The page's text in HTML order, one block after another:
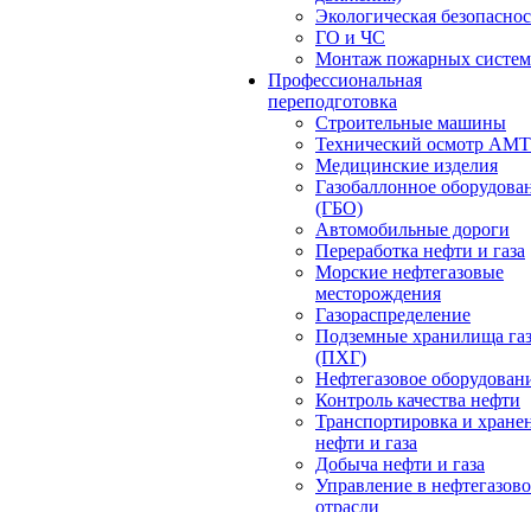
Экологическая
ГО и ЧС
Монтаж пожарных систем
Профессиональная
переподготовка
Строительные машины
Технический осмотр
Медицинские изделия
Газобаллонное
(ГБО)
Автомобильные дороги
Переработка нефти и газа
Морские нефтегазовые
месторождения
Газораспределение
Подземные хранилища
(ПХГ)
Нефтегазовое
Контроль качества нефти
Транспортировка и
нефти и газа
Добыча нефти и газа
Управление в
отрасли